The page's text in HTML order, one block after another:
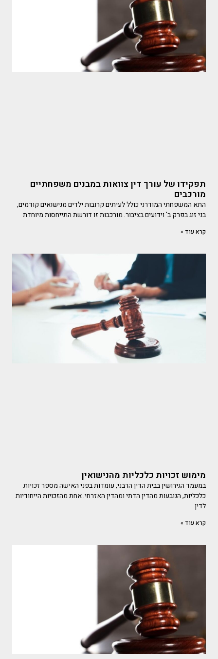
תפקידו של עורך דין צוואות במבנים משפחתיים
מורכבים
התא המשפחתי המודרני כולל לעיתים קרובות ילדים מנישואים קודמים,
בני זוג בפרק ב' וידועים בציבור. מורכבות זו דורשת התייחסות מיוחדת
קרא עוד »
מימוש זכויות כלכליות מהנישואין
במעמד הגירושין בבית הדין הרבני, עומדות בפני האישה מספר זכויות
כלכליות, הנובעות מהדין הדתי ומהדין האזרחי. אחת מהזכויות הייחודיות
לדין
קרא עוד »